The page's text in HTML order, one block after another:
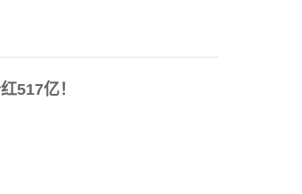
517亿！